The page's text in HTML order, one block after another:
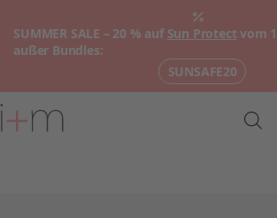
SUMMER SALE – 20 % auf Sun Protect vom
außer Bundles:
SUNSAFE20
Zum
Hauptinhalt